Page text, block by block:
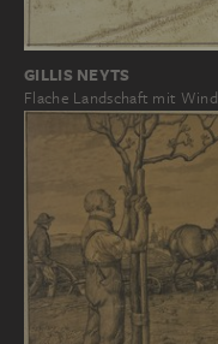
GILLIS NEYTS
Flache Landschaft mit